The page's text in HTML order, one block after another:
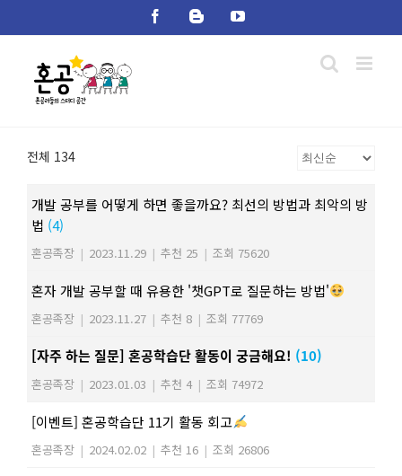
FacebookBloggerYouTube
전체 134
개발 공부를 어떻게 하면 좋을까요? 최선의 방법과 최악의 방
법 (4)
혼공족장 | 2023.11.29 | 추천 25 | 조회 75620
혼자 개발 공부할 때 유용한 '챗GPT로 질문하는 방법'
혼공족장 | 2023.11.27 | 추천 8 | 조회 77769
[자주 하는 질문] 혼공학습단 활동이 궁금해요! (10)
혼공족장 | 2023.01.03 | 추천 4 | 조회 74972
[이벤트] 혼공학습단 11기 활동 회고
혼공족장 | 2024.02.02 | 추천 16 | 조회 26806